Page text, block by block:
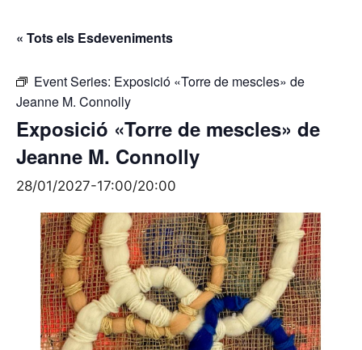
« Tots els Esdeveniments
Event Series: Exposició «Torre de mescles» de
Jeanne M. Connolly
Exposició «Torre de mescles» de
Jeanne M. Connolly
28/01/2027-17:00/20:00